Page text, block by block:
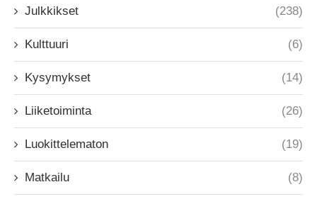
Julkkikset (238)
Kulttuuri (6)
Kysymykset (14)
Liiketoiminta (26)
Luokittelematon (19)
Matkailu (8)